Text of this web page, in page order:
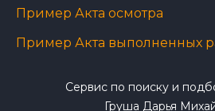
Пример Акта осмотра
Пример Акта выполненных
Сервис по поиску и
Груша Дарья